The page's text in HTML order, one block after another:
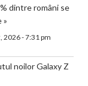
dintre români se
»
2026 - 7:31 pm
noilor Galaxy Z